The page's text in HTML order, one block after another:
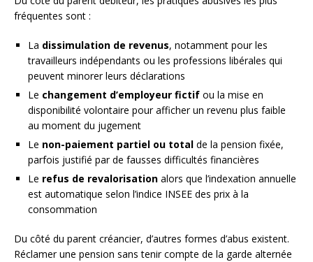
fréquentes sont :
La dissimulation de revenus, notamment pour les
travailleurs indépendants ou les professions libérales qui
peuvent minorer leurs déclarations
Le changement d’employeur fictif ou la mise en
disponibilité volontaire pour afficher un revenu plus faible
au moment du jugement
Le non-paiement partiel ou total de la pension fixée,
parfois justifié par de fausses difficultés financières
Le refus de revalorisation alors que l’indexation annuelle
est automatique selon l’indice INSEE des prix à la
consommation
Du côté du parent créancier, d’autres formes d’abus existent.
Réclamer une pension sans tenir compte de la garde alternée